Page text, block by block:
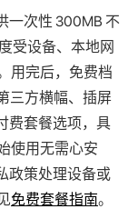
一次性 300MB 不
受设备、本地网
用完后，免费档
三方横幅、插屏
费套餐选项，具
使用无需心安
政策处理设备或
免费套餐指南。